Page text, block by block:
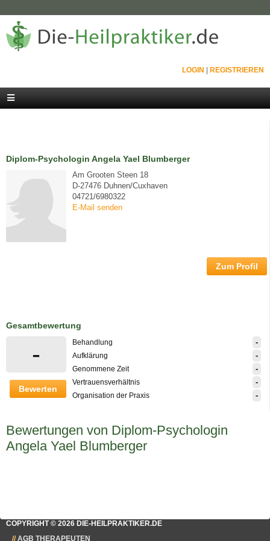
LOGIN REGISTRIEREN
Diplom-Psychologin Angela Yael Blumberger
Am Grooten Steen 18
D-27476 Duhnen/Cuxhaven
04721/6980322
E-Mail senden
Zum Profil
Gesamtbewertung
-
Bewerten
Behandlung -
Aufklärung -
Genommene Zeit -
Vertrauensverhältnis -
Organisation der Praxis -
Bewertungen von Diplom-Psychologin
Angela Yael Blumberger
COPYRIGHT © 2026 DIE-HEILPRAKTIKER.DE
AGB THERAPEUTEN